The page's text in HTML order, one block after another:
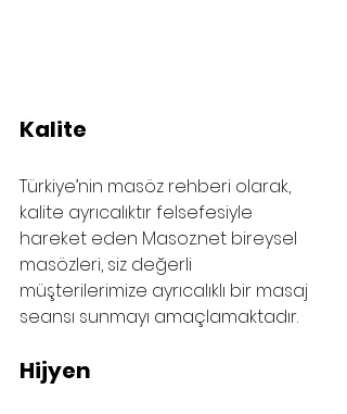
Kalite
Türkiye’nin masöz rehberi olarak,
kalite ayrıcalıktır felsefesiyle
hareket eden Masoz.net bireysel
masözleri, siz değerli
müşterilerimize ayrıcalıklı bir masaj
seansı sunmayı amaçlamaktadır.
Hijyen